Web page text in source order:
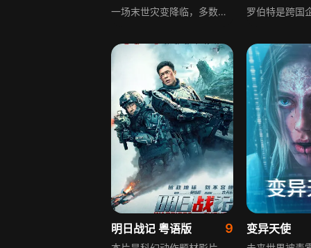
一场末世灾变降临，多数人类变异为僵尸般的类人怪物，幸存者宅男雷哥的女友多多也发生变异，但他不离不弃，一次雷哥遇险被乔爷无双父女所救，二人劝他杀掉已非人类的多多，他坚持拒绝，乔双无奈离去却随即陷入险境，雷哥前去搭救，女友多多趁机逃脱，雷哥伤心不已，更心碎的是多多随后带领类人部落前来围攻，雷乔双三人尽力拼杀，虽杀退类人，雷哥却只能眼睁睁看着女友多多离去。
明日战记 粤语版 9 变异天使